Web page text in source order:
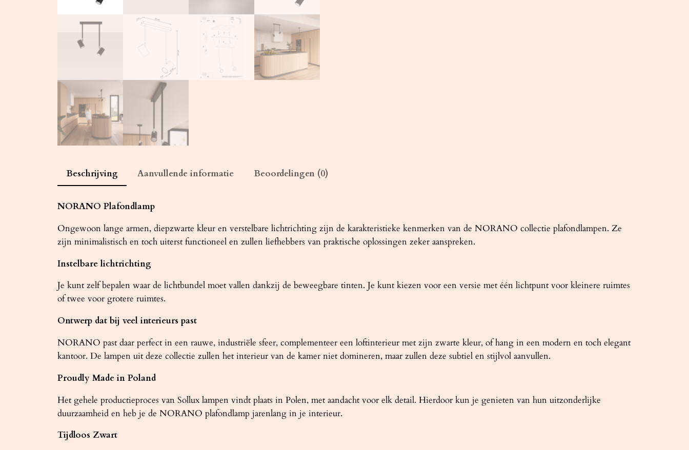
p
N
A
N
t
t
a
Beschrijving Aanvullende informatie Beoordelingen (0)
NORANO Plafondlamp
Ongewoon lange armen, diepzwarte kleur en verstelbare lichtrichting zijn de karakteristieke kenmerken van de NORANO collectie plafondlampen. Ze
zijn minimalistisch en toch uiterst functioneel en zullen liefhebbers van praktische oplossingen zeker aanspreken.
Instelbare lichtrichting
Je kunt zelf bepalen waar de lichtbundel moet vallen dankzij de beweegbare tinten. Je kunt kiezen voor een versie met één lichtpunt voor kleinere ruimtes
of twee voor grotere ruimtes.
Ontwerp dat bij veel interieurs past
NORANO past daar perfect in een rauwe, industriële sfeer, complementeer een loftinterieur met zijn zwarte kleur, of hang in een modern en toch elegant
kantoor. De lampen uit deze collectie zullen het interieur van de kamer niet domineren, maar zullen deze subtiel en stijlvol aanvullen.
Proudly Made in Poland
Het gehele productieproces van Sollux lampen vindt plaats in Polen, met aandacht voor elk detail. Hierdoor kun je genieten van hun uitzonderlijke
duurzaamheid en heb je de NORANO plafondlamp jarenlang in je interieur.
Tijdloos Zwart